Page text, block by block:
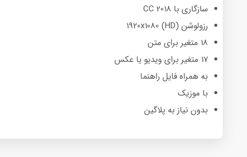
سازگاری با CC 2018
رزولوشن 1920x1080 (HD)
18 متغیر برای متن
17 متغیر برای ویدیو یا عکس
به همراه فایل راهنما
با موزیک
بدون نیاز به پلاگین